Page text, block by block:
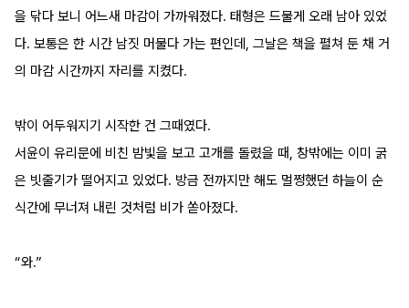
을 닦다 보니 어느새 마감이 가까워졌다. 태형은 드물게 오래 남아 있었
다. 보통은 한 시간 남짓 머물다 가는 편인데, 그날은 책을 펼쳐 둔 채 거
의 마감 시간까지 자리를 지켰다.
밖이 어두워지기 시작한 건 그때였다.
서윤이 유리문에 비친 밤빛을 보고 고개를 돌렸을 때, 창밖에는 이미 굵
은 빗줄기가 떨어지고 있었다. 방금 전까지만 해도 멀쩡했던 하늘이 순
식간에 무너져 내린 것처럼 비가 쏟아졌다.
“와.”